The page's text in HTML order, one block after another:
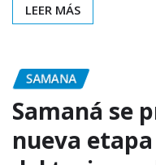
LEER MÁS
SAMANA
Samaná se
nueva